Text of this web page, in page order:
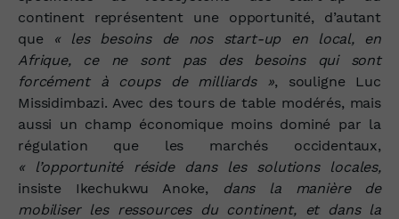
continent représentent une opportunité, d’autant
que
« les besoins de nos start‑up en local, en
Afrique, ce ne sont pas des besoins qui sont
forcément à coups de milliards », souligne Luc
Missidimbazi. Avec des tours de table modérés, mais
aussi un champ économique moins dominé par la
régulation que les marchés occidentaux,
« l’opportunité réside dans les solutions locales,
insiste Ikechukwu Anoke, dans la manière de
mobiliser les ressources du continent, et dans la